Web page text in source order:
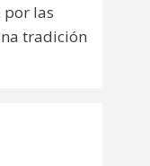
por las
tradición